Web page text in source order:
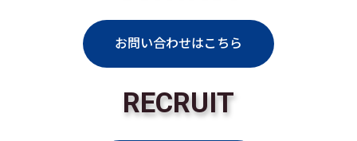
お問い合わせはこちら
RECRUIT